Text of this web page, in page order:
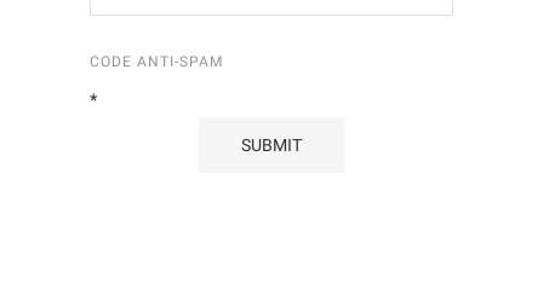
CODE ANTI-SPAM
*